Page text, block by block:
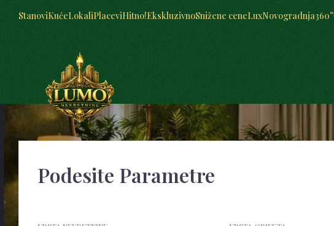
StanoviKućeLokaliPlaceviHitno!EkskluzivnoSnižene ceneLuxNovogradnja360°
Podesite Parametre